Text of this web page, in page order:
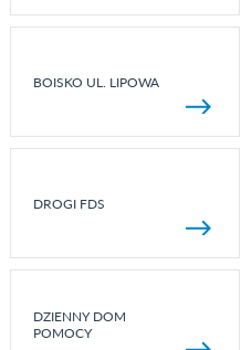
BOISKO UL. LIPOWA
DROGI FDS
DZIENNY DOM
POMOCY